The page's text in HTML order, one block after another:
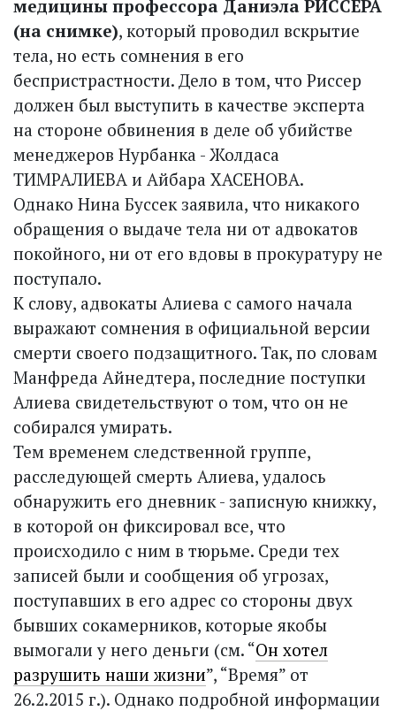
медицины профессора Даниэла РИССЕРА
(на снимке), который проводил вскрытие
тела, но есть сомнения в его
беспристрастности. Дело в том, что Риссер
должен был выступить в качестве эксперта
на стороне обвинения в деле об убийстве
менеджеров Нурбанка - Жолдаса
ТИМРАЛИЕВА и Айбара ХАСЕНОВА.
Однако Нина Буссек заявила, что никакого
обращения о выдаче тела ни от адвокатов
покойного, ни от его вдовы в прокуратуру не
поступало.
К слову, адвокаты Алиева с самого начала
выражают сомнения в официальной версии
смерти своего подзащитного. Так, по словам
Манфреда Айнедтера, последние поступки
Алиева свидетельствуют о том, что он не
собирался умирать.
Тем временем следственной группе,
расследующей смерть Алиева, удалось
обнаружить его дневник - записную книжку,
в которой он фиксировал все, что
происходило с ним в тюрьме. Среди тех
записей были и сообщения об угрозах,
поступавших в его адрес со стороны двух
бывших сокамерников, которые якобы
вымогали у него деньги (см. “Он хотел
разрушить наши жизни”, “Время” от
26.2.2015 г.). Однако подробной информации